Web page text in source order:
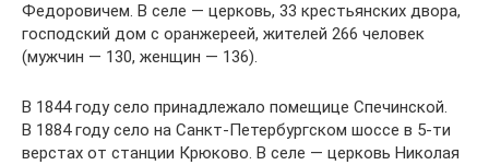
Федоровичем. В селе — церковь, 33 крестьянских двора,
господский дом с оранжереей, жителей 266 человек
(мужчин — 130, женщин — 136).
В 1844 году село принадлежало помещице Спечинской.
В 1884 году село на Санкт-Петербургском шоссе в 5-ти
верстах от станции Крюково. В селе — церковь Николая